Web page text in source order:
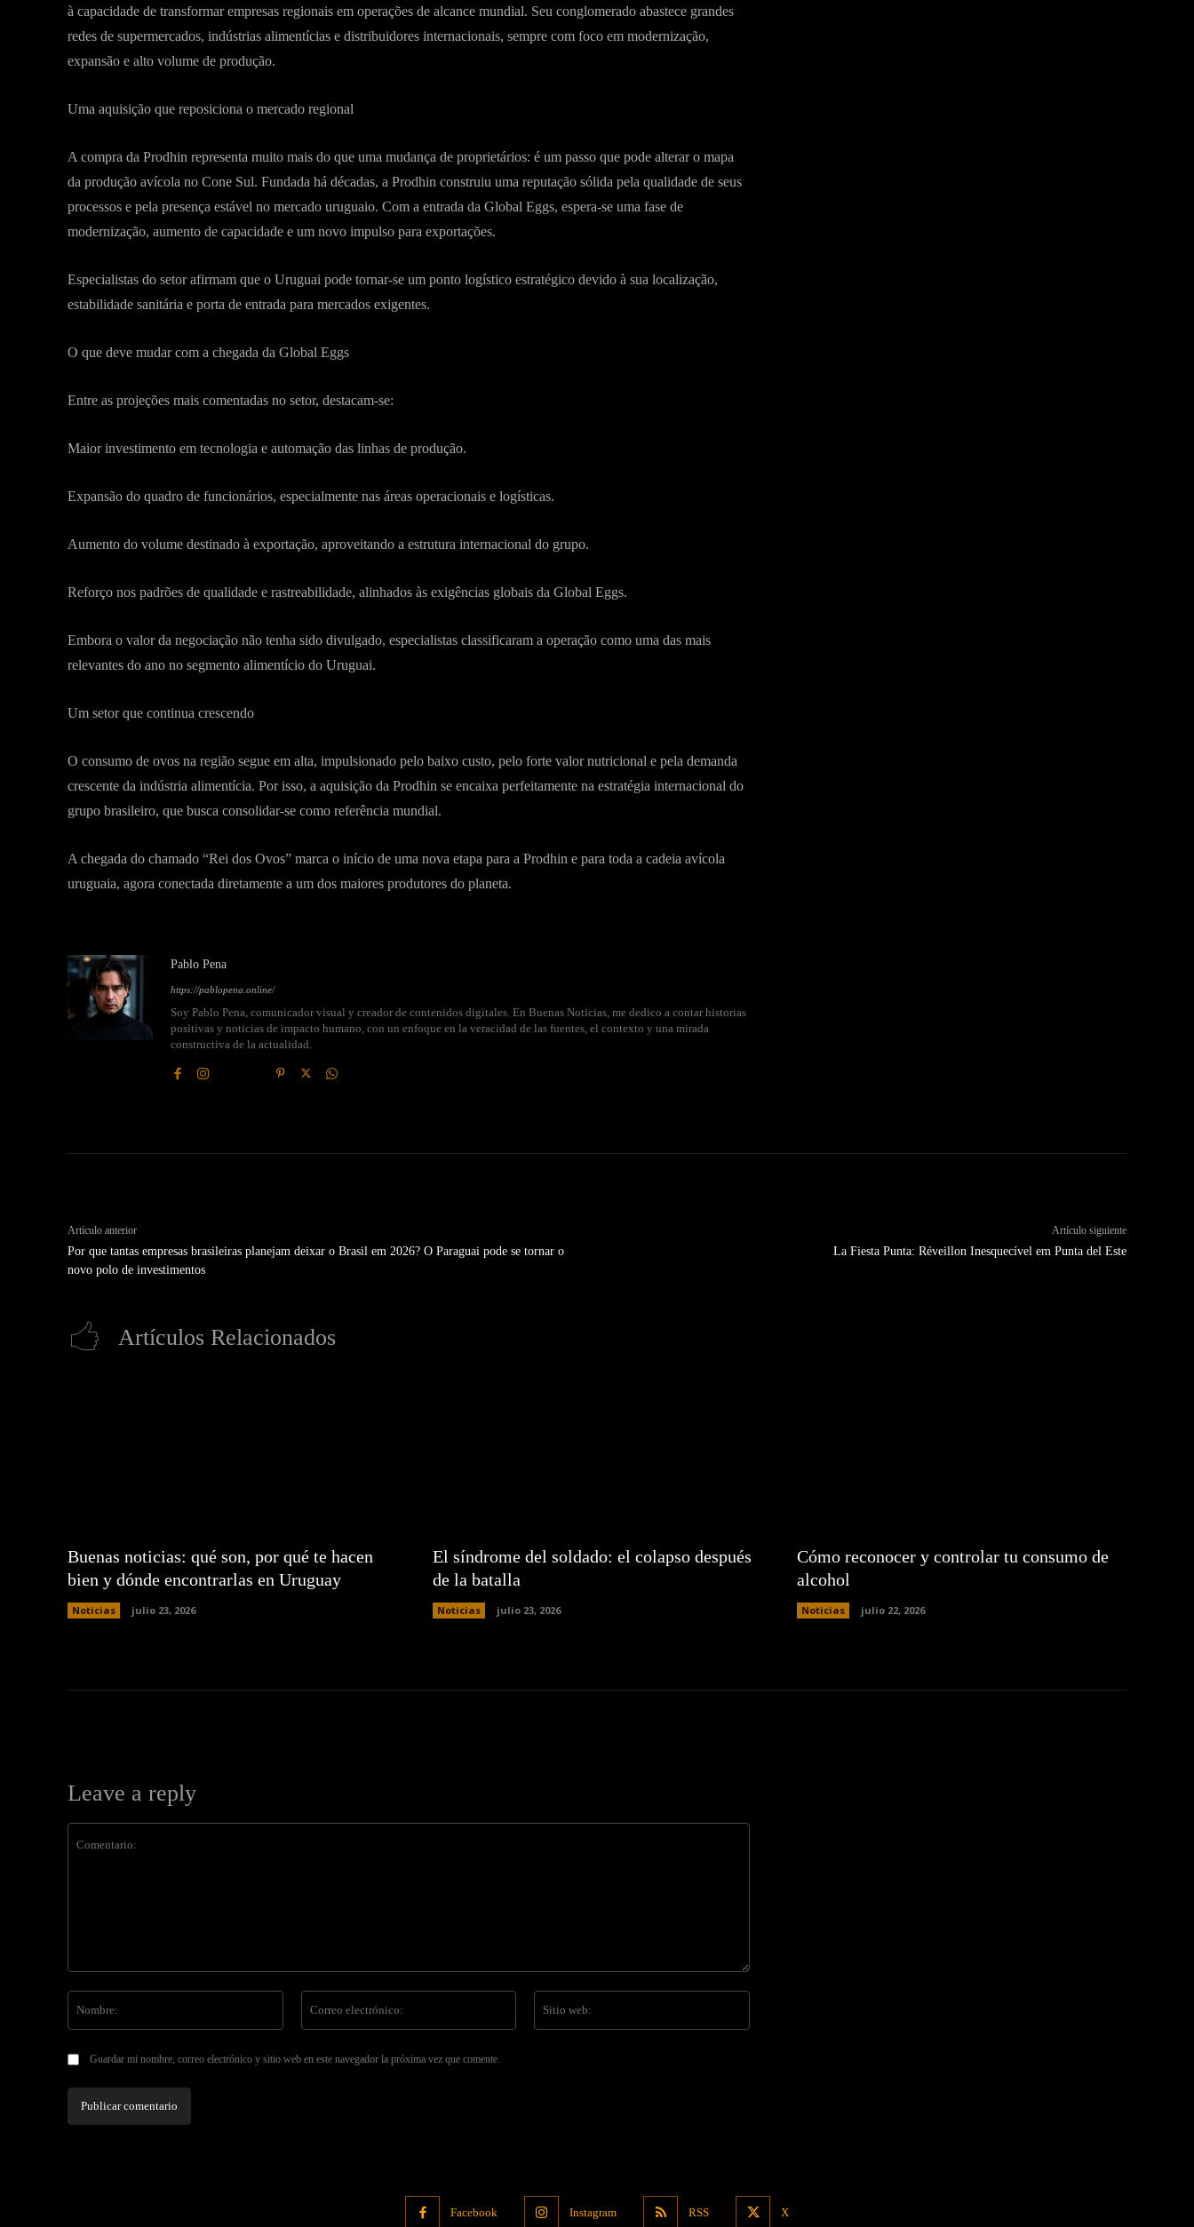
à capacidade de transformar empresas regionais em operações de alcance mundial. Seu conglomerado abastece grandes
redes de supermercados, indústrias alimentícias e distribuidores internacionais, sempre com foco em modernização,
expansão e alto volume de produção.
Uma aquisição que reposiciona o mercado regional
A compra da Prodhin representa muito mais do que uma mudança de proprietários: é um passo que pode alterar o mapa
da produção avícola no Cone Sul. Fundada há décadas, a Prodhin construiu uma reputação sólida pela qualidade de seus
processos e pela presença estável no mercado uruguaio. Com a entrada da Global Eggs, espera-se uma fase de
modernização, aumento de capacidade e um novo impulso para exportações.
Especialistas do setor afirmam que o Uruguai pode tornar-se um ponto logístico estratégico devido à sua localização,
estabilidade sanitária e porta de entrada para mercados exigentes.
O que deve mudar com a chegada da Global Eggs
Entre as projeções mais comentadas no setor, destacam-se:
Maior investimento em tecnologia e automação das linhas de produção.
Expansão do quadro de funcionários, especialmente nas áreas operacionais e logísticas.
Aumento do volume destinado à exportação, aproveitando a estrutura internacional do grupo.
Reforço nos padrões de qualidade e rastreabilidade, alinhados às exigências globais da Global Eggs.
Embora o valor da negociação não tenha sido divulgado, especialistas classificaram a operação como uma das mais
relevantes do ano no segmento alimentício do Uruguai.
Um setor que continua crescendo
O consumo de ovos na região segue em alta, impulsionado pelo baixo custo, pelo forte valor nutricional e pela demanda
crescente da indústria alimentícia. Por isso, a aquisição da Prodhin se encaixa perfeitamente na estratégia internacional do
grupo brasileiro, que busca consolidar-se como referência mundial.
A chegada do chamado “Rei dos Ovos” marca o início de uma nova etapa para a Prodhin e para toda a cadeia avícola
uruguaia, agora conectada diretamente a um dos maiores produtores do planeta.
Pablo Pena
https://pablopena.online/
Soy Pablo Pena, comunicador visual y creador de contenidos digitales. En Buenas Noticias, me dedico a contar historias
positivas y noticias de impacto humano, con un enfoque en la veracidad de las fuentes, el contexto y una mirada
constructiva de la actualidad.
Artículo anterior
Por que tantas empresas brasileiras planejam deixar o Brasil em 2026? O Paraguai pode se tornar o
novo polo de investimentos
Artículo siguiente
La Fiesta Punta: Réveillon Inesquecível em Punta del Este
Artículos Relacionados
Buenas noticias: qué son, por qué te hacen
bien y dónde encontrarlas en Uruguay
Noticias julio 23, 2026
El síndrome del soldado: el colapso después
de la batalla
Noticias julio 23, 2026
Cómo reconocer y controlar tu consumo de
alcohol
Noticias julio 22, 2026
Leave a reply
electrónico:
Guardar mi nombre, correo electrónico y sitio web en este navegador la próxima vez que comente.
Facebook Instagram RSS X